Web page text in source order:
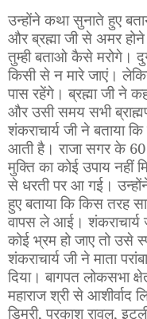
उन्होंने कथा सुनाते हुए
और ब्रह्मा जी से अमर होने
तुम्ही बताओ कैसे मरोगे।
किसी से न मारे जाएं।
पास रहेंगे। ब्रह्मा जी ने
और उसी समय सभी
शंकराचार्य जी ने बताया
आती है। राजा सगर के 60
मुक्ति का कोई उपाय नहीं
से धरती पर आ गई।
हुए बताया कि किस तरह
वापस ले आई। शंकराचार्य
कोई भ्रम हो जाए तो उसे
शंकराचार्य जी ने माता
दिया। बागपत लोकसभा
महाराज श्री से आशीर्वाद
डिमरी, प्रकाश रावल,